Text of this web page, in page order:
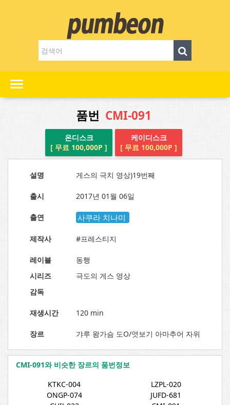
품번 CMI-091
온디스크
[ 무료 100,000P ]
케이디스크
[ 무료 100,000P ]
설명 게스의 극치 영상)19번째
출시 2017년 01월 06일
출연 사쿠라 치나미
제작사 #프레스티지
레이블
동행
시리즈
극도의 게스 영상
감독
재생시간 120 min
장르 갸루 왕가슴 도O/엿보기 아마추어 자위
CMI-091와 비슷한 장르의 품번정보
KTKC-004
LZPL-020
ONGP-074
JUFD-681